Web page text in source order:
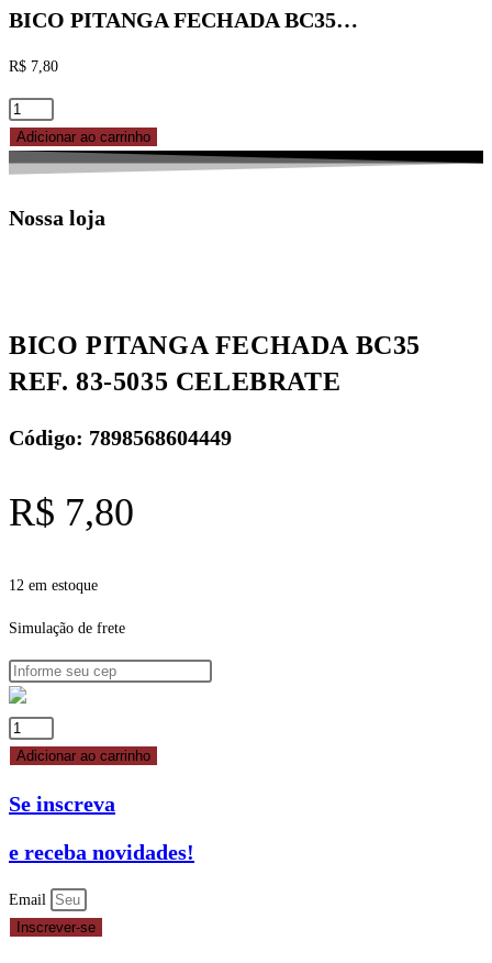
BICO PITANGA FECHADA BC35…
R$ 7,80
BICO
PITANGA
FECHADA
REF.
Adicionar ao carrinho
Nossa loja
BICO PITANGA FECHADA BC35
REF. 83-5035 CELEBRATE
Código: 7898568604449
R$ 7,80
12 em estoque
Simulação de frete
BICO
PITANGA
BC35
83-
5035
CELEBRATE
Adicionar ao carrinho
Se inscreva
e receba novidades!
Email
Inscrever-se